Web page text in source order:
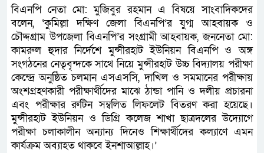
বিএনপি নেতা মো: মুজিবুর রহমান এ বিষয়ে সাংবাদিকদের
বলেন, ‘কুমিল্লা দক্ষিণ জেলা বিএনপি’র যুগ্ম আহবায়ক ও
চৌদ্দগ্রাম উপজেলা বিএনপি’র সংগ্রামী আহবায়ক, জননেতা মো:
কামরুল হুদার নির্দেশে মুন্সীরহাট ইউনিয়ন বিএনপি ও অঙ্গ
সংগঠনের নেতৃবৃন্দকে সাথে নিয়ে মুন্সীরহাট উচ্চ বিদ্যালয় পরীক্ষা
কেন্দ্রে অনুষ্ঠিত চলমান এসএসসি, দাখিল ও সমমানের পরীক্ষায়
অংশগ্রহণকারী পরীক্ষার্থীদের মাঝে ঠান্ডা পানি ও দলীয় প্রচারনা
এবং পরীক্ষার রুটিন সম্বলিত লিফলেট বিতরণ করা হয়েছে।
মুন্সীরহাট ইউনিয়ন ও ডিগ্রি কলেজ শাখা ছাত্রদলের উদ্যোগে
পরীক্ষা চলাকালীন অন্যান্য দিনেও শিক্ষার্থীদের কল্যাণে এমন
কার্যক্রম অব্যাহত থাকবে ইনশাআল্লাহ।’